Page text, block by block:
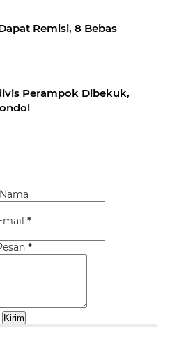
Remisi, 8 Bebas
Perampok Dibekuk,
Nama
*
*